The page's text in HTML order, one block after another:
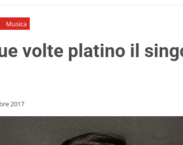
Musica
volte platino il
2017